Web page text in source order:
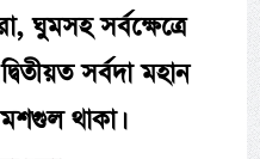
ঘুমসহ সর্বক্ষেত্রে
সর্বদা মহান
থাকা।